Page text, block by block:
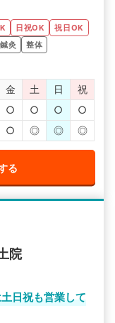
日祝OK
祝日OK
鍼灸
整体
金 土 日
祝
○ ○ ○
○
○ ◎ ◎ ◎
る
院
日祝も営業して